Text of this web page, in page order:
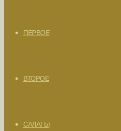
ПЕРВОЕ
ВТОРОЕ
САЛАТЫ